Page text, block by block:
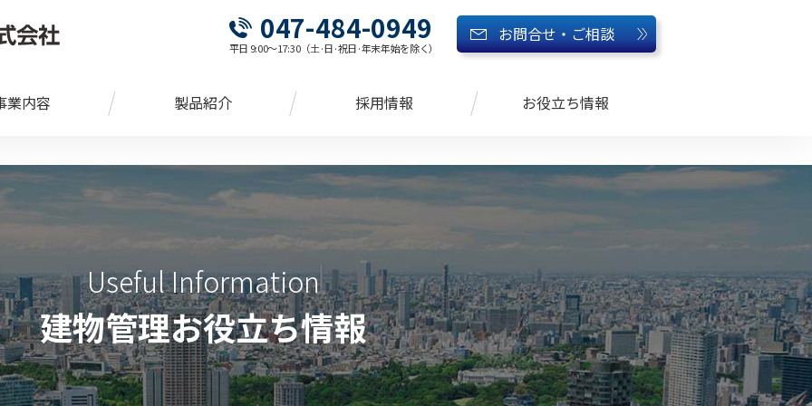
047-484-0949
平日 9:00～17:30（土·日·祝日·年末年始を除く）
お問合せ・ご相談
業内容 製品紹介 採用情報 お役立ち情報
Useful Information
建物管理お役立ち情報